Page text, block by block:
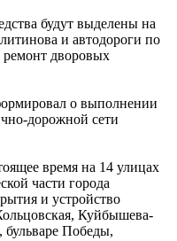
будут выделены на
и автодороги по
ремонт дворовых
о выполнении
дорожной сети
время на 14 улицах
части города
и устройство
Куйбышева-
Победы,